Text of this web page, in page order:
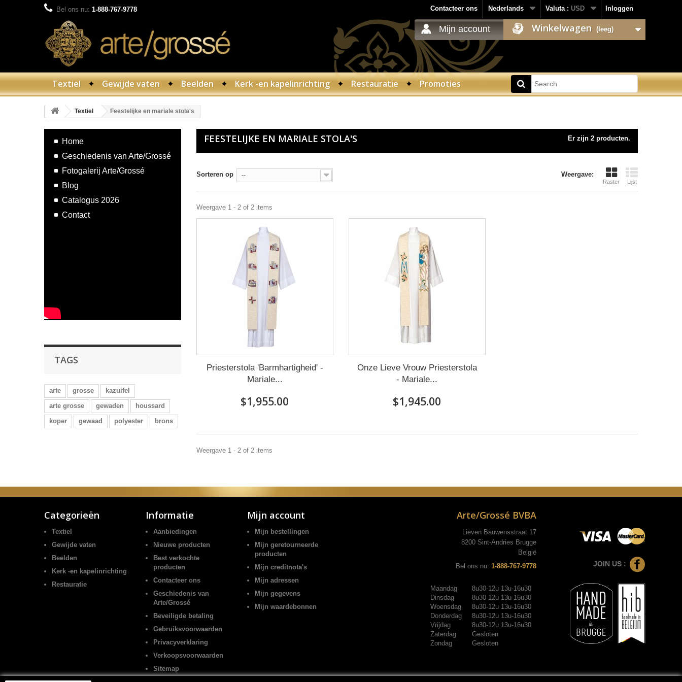
Inloggen
Valuta : USD
Nederlands
Contacteer ons
Bel ons nu: 1-888-767-9778
Winkelwagen (leeg)
Mijn account
Textiel Gewijde vaten Beelden Kerk -en kapelinrichting Restauratie Promoties
Textiel Feestelijke en mariale stola's
Home
Geschiedenis van Arte/Grossé
Fotogalerij Arte/Grossé
Blog
Catalogus 2026
Contact
TAGS
arte grosse
kazuifel
arte grosse
gewaden
houssard
koper
gewaad polyester brons
FEESTELIJKE EN MARIALE STOLA'S Er zijn 2 producten.
Weergave:
Raster Lijst
Sorteren op --
Weergave 1 - 2 of 2 items
Priesterstola 'Barmhartigheid' -
Mariale...
$1,955.00
Onze Lieve Vrouw Priesterstola
- Mariale...
$1,945.00
Weergave 1 - 2 of 2 items
Categorieën
Textiel
Gewijde vaten
Beelden
Kerk -en kapelinrichting
Restauratie
Informatie
Aanbiedingen
Nieuwe producten
Best verkochte
producten
Contacteer ons
Geschiedenis van
Arte/Grossé
Beveiligde betaling
Gebruiksvoorwaarden
Privacyverklaring
Verkoopsvoorwaarden
Sitemap
Mijn account
Mijn bestellingen
Mijn geretourneerde
producten
Mijn creditnota's
Mijn adressen
Mijn gegevens
Mijn waardebonnen
Arte/Grossé BVBA
Lieven Bauwensstraat 17
8200 Sint-Andries Brugge
België
Bel ons nu: 1-888-767-9778
Maandag
Dinsdag
Woensdag
Donderdag
Vrijdag
Zaterdag
Zondag
8u30-12u 13u-16u30
8u30-12u 13u-16u30
8u30-12u 13u-16u30
8u30-12u 13u-16u30
8u30-12u 13u-16u30
Gesloten
Gesloten
JOIN US :